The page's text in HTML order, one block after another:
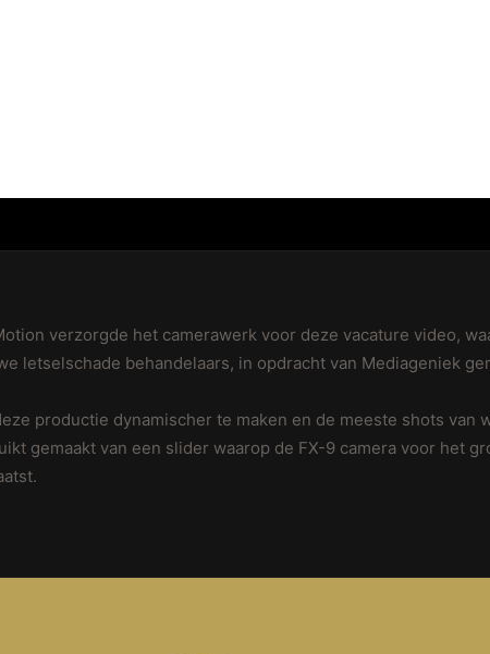
verzorgde het camerawerk voor deze vacature video,
letselschade behandelaars, in opdracht van Mediageniek
productie dynamischer te maken en de meeste shots van
gemaakt van een slider waarop de FX-9 camera voor het